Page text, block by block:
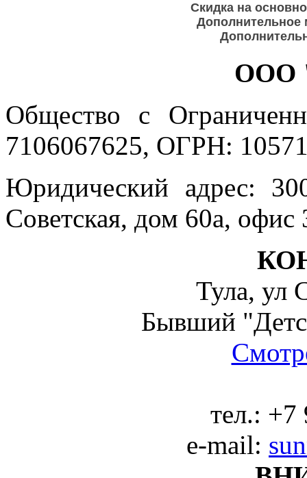
Скидка на
Дополнительное
ООО
Общество с
7106067625, ОГРН:
Юридический адрес:
Советская, дом 60а, офис
Тула, ул
Бывший
тел.: +7
e-mail: